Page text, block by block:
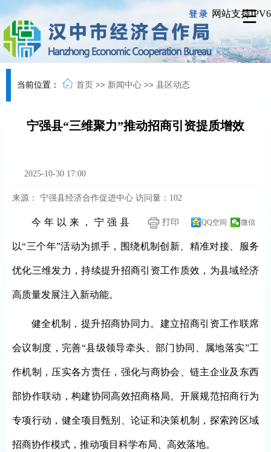
登录 网站支持IPV6
当前位置： 首页 >> 新闻中心 >> 县区动态
宁强县“三维聚力”推动招商引资提质增效
2025-10-30 17:00
来源： 宁强县经济合作促进中心 访问量： 102
打印 QQ空间 微信
今年以来，宁强县
以“三个年”活动为抓手，围绕机制创新、精准对接、服务
优化三维发力，持续提升招商引资工作质效，为县域经济
高质量发展注入新动能。
健全机制，提升招商协同力。 建立招商引资工作联席
会议制度，完善“县级领导牵头、部门协同、属地落实”工
作机制，压实各方责任，强化与商协会、链主企业及东西
部协作联动，构建协同高效招商格局。开展规范招商行为
专项行动，健全项目甄别、论证和决策机制，探索跨区域
招商协作模式，推动项目科学布局、高效落地。